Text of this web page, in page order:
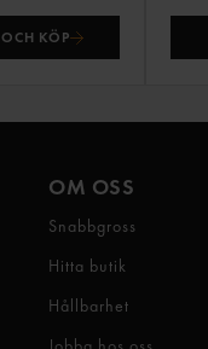
KÖP
OM OSS
Snabbgross
Hitta butik
Hållbarhet